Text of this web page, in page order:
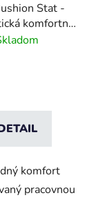
Stat -
komfortná
- čierna/žltá
komfort
pracovnou